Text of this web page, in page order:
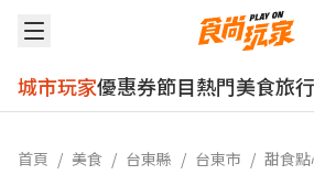
城市玩家優惠券節目熱門美食旅行
首頁 / 美食 / 台東縣 / 台東市 / 甜食